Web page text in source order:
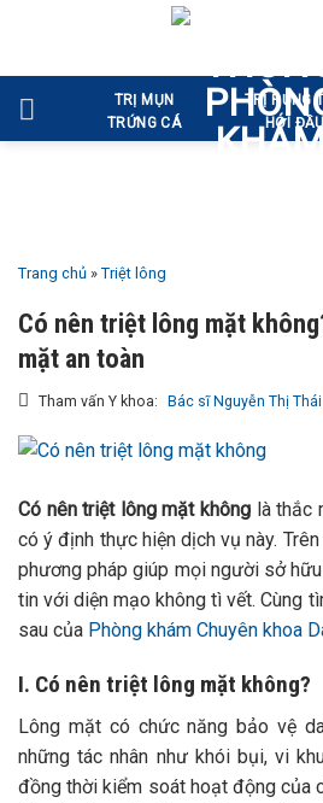
nội
dung
TRỊ MỤN
TRỨNG CÁ
TRỊ RỤNG
HÓI
Trang chủ » Triệt lông
Có nên triệt lông mặt
mặt an toàn
Tham vấn Y khoa: Bác sĩ Nguyễn Thị
Có nên triệt lông mặt khônglà thắc
có ý định thực hiện dịch vụ này.
phương pháp giúp mọi người sở
tin với diện mạo không tì vết. Cùng
sau của Phòng khám Chuyên khoa
I. Có nên triệt lông mặt không?
Lông mặt có chức năng bảo vệ
những tác nhân như khói bụi, vi
đồng thời kiểm soát hoạt động của